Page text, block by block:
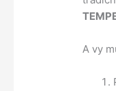
A vy